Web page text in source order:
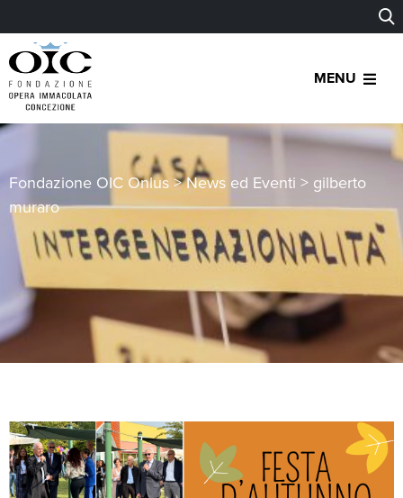
MENU
Fondazione OIC Onlus >News ed Eventi > gilberto
muraro